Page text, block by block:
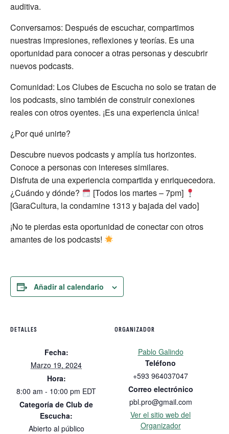
auditiva.
Conversamos: Después de escuchar, compartimos
nuestras impresiones, reflexiones y teorías. Es una
oportunidad para conocer a otras personas y descubrir
nuevos podcasts.
Comunidad: Los Clubes de Escucha no solo se tratan de
los podcasts, sino también de construir conexiones
reales con otros oyentes. ¡Es una experiencia única!
¿Por qué unirte?
Descubre nuevos podcasts y amplía tus horizontes.
Conoce a personas con intereses similares.
Disfruta de una experiencia compartida y enriquecedora.
¿Cuándo y dónde?
[Todos los martes – 7pm]
[GaraCultura, la condamine 1313 y bajada del vado]
¡No te pierdas esta oportunidad de conectar con otros
amantes de los podcasts!
Añadir al calendario
DETALLES
Fecha:
Marzo 19, 2024
Hora:
8:00 am - 10:00 pm EDT
Categoría de Club de
Escucha:
Abierto al público
ORGANIZADOR
Pablo Galindo
Teléfono
+593 964037047
Correo electrónico
pbl.pro@gmail.com
Ver el sitio web del
Organizador